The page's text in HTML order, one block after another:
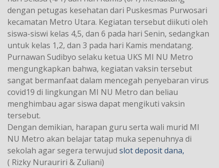
dengan petugas kesehatan dari Puskesmas Purwosari
kecamatan Metro Utara. Kegiatan tersebut diikuti oleh
siswa-siswi kelas 4,5, dan 6 pada hari Senin, sedangkan
untuk kelas 1,2, dan 3 pada hari Kamis mendatang.
Purnawan Sudibyo selaku ketua UKS MI NU Metro
mengungkapkan bahwa, kegiatan vaksin tersebut
sangat bermanfaat dalam mencegah penyebaran virus
covid19 di lingkungan MI NU Metro dan beliau
menghimbau agar siswa dapat mengikuti vaksin
tersebut.
Dengan demikian, harapan guru serta wali murid MI
NU Metro akan belajar tatap muka sepenuhnya di
sekolah agar segera terwujud slot deposit dana,
( Rizky Nurauriri & Zuliani)